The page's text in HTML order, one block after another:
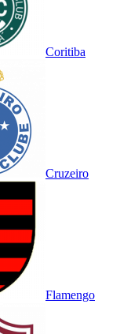
Coritiba
Cruzeiro
Flamengo